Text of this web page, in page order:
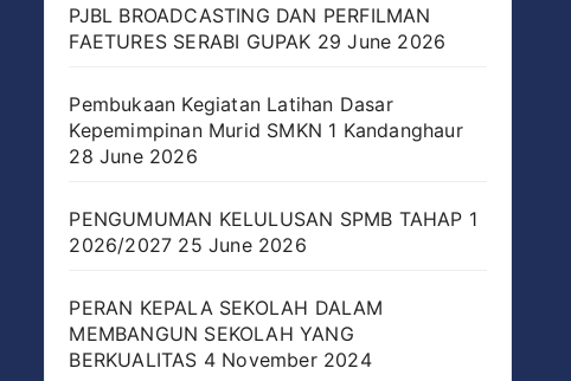
PJBL BROADCASTING DAN PERFILMAN
FAETURES SERABI GUPAK 29 June 2026
Pembukaan Kegiatan Latihan Dasar
Kepemimpinan Murid SMKN 1 Kandanghaur
28 June 2026
PENGUMUMAN KELULUSAN SPMB TAHAP 1
2026/2027 25 June 2026
PERAN KEPALA SEKOLAH DALAM
MEMBANGUN SEKOLAH YANG
BERKUALITAS 4 November 2024